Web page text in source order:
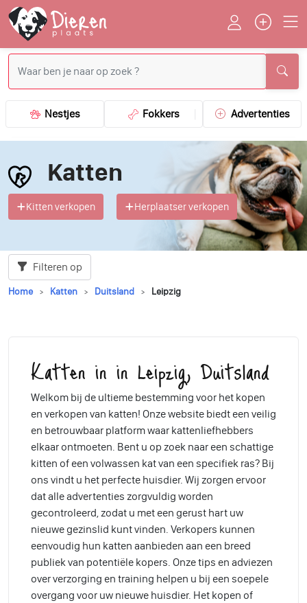
Nestjes Fokkers Advertenties
Katten
Kitten verkopen Herplaatser verkopen
Filteren op
Home Katten Duitsland Leipzig
Katten in in Leipzig, Duitsland
Welkom bij de ultieme bestemming voor het kopen
en verkopen van katten! Onze website biedt een veilig
en betrouwbaar platform waar kattenliefhebbers
elkaar ontmoeten. Bent u op zoek naar een schattige
kitten of een volwassen kat van een specifiek ras? Bij
ons vindt u het perfecte huisdier. Wij zorgen ervoor
dat alle advertenties zorgvuldig worden
gecontroleerd, zodat u met een gerust hart uw
nieuwe gezinslid kunt vinden. Verkopers kunnen
eenvoudig hun katten aanbieden aan een breed
publiek van potentiële kopers. Onze tips en adviezen
over verzorging en training helpen u bij een soepele
overgang voor uw nieuwe huisdier. Het kopen of